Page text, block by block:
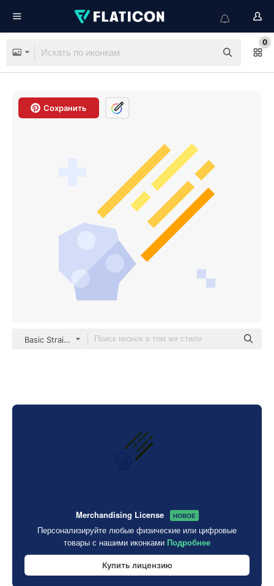
0
Сохранить
Basic Straight Flat
Merchandising License НОВОЕ
Персонализируйте любые физические или цифровые
товары с нашими иконками Подробнее
Купить лицензию